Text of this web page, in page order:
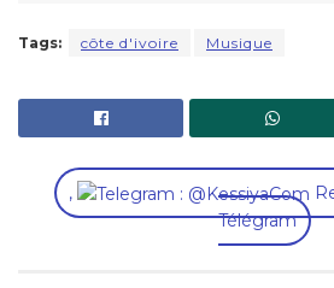
Tags: côte d'ivoire Musique
,
Télégram